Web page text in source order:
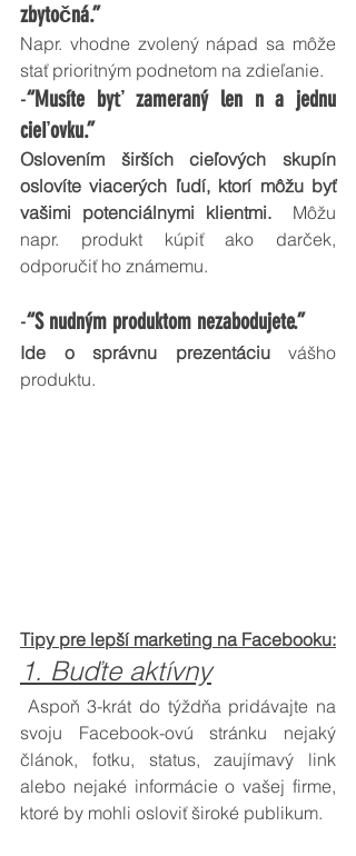
zbytočná.”
Napr. vhodne zvolený nápad sa môže
stať prioritným podnetom na zdieľanie.
-“Musíte byť zameraný len n a jednu
cieľovku.”
Oslovením širších cieľových skupín
oslovíte viacerých ľudí, ktorí môžu byť
vašimi potenciálnymi klientmi.
Môžu
napr. produkt kúpiť ako darček,
odporučiť ho známemu.
-“S nudným produktom nezabodujete.”
Ide o správnu prezentáciu vášho
produktu.
Tipy pre lepší marketing na Facebooku:
1. Buďte aktívny
svoju Facebook-ovú stránku nejaký
článok, fotku, status, zaujímavý link
alebo nejaké informácie o vašej firme,
ktoré by mohli osloviť široké publikum.